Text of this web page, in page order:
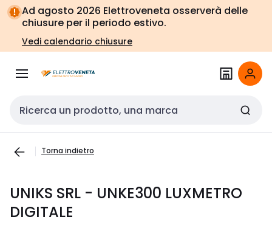
Vai alla
navigazione
Vai
alla
pagina
Ad agosto 2026 Elettroveneta osserverà delle
chiusure per il periodo estivo.
Vedi calendario chiusure
Cerca input
Torna indietro
UNIKS SRL - UNKE300 LUXMETRO
DIGITALE